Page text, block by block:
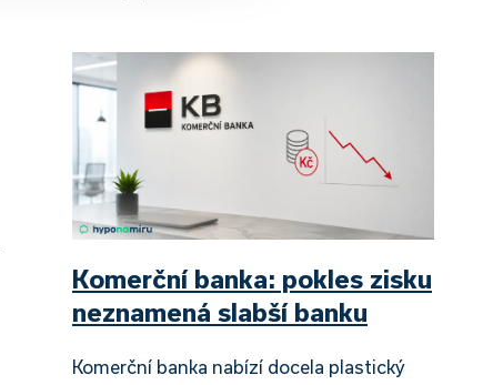
Komerční banka: pokles zisku
neznamená slabší banku
Komerční banka nabízí docela plastický